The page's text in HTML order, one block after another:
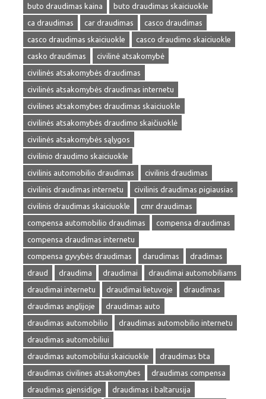
buto draudimas kaina
buto draudimas skaiciuokle
ca draudimas
car draudimas
casco draudimas
casco draudimas skaiciuokle
casco draudimo skaiciuokle
casko draudimas
civilinė atsakomybė
civilinės atsakomybės draudimas
civilinės atsakomybės draudimas internetu
civilines atsakomybes draudimas skaiciuokle
civilinės atsakomybės draudimo skaičiuoklė
civilinės atsakomybės sąlygos
civilinio draudimo skaiciuokle
civilinis automobilio draudimas
civilinis draudimas
civilinis draudimas internetu
civilinis draudimas pigiausias
civilinis draudimas skaiciuokle
cmr draudimas
compensa automobilio draudimas
compensa draudimas
compensa draudimas internetu
compensa gyvybės draudimas
darudimas
dradimas
draud
draudima draudimai
draudimai automobiliams
draudimai internetu
draudimai lietuvoje
draudimas
draudimas anglijoje
draudimas auto
draudimas automobilio
draudimas automobilio internetu
draudimas automobiliui
draudimas automobiliui skaiciuokle
draudimas bta
draudimas civilines atsakomybes
draudimas compensa
draudimas gjensidige
draudimas i baltarusija